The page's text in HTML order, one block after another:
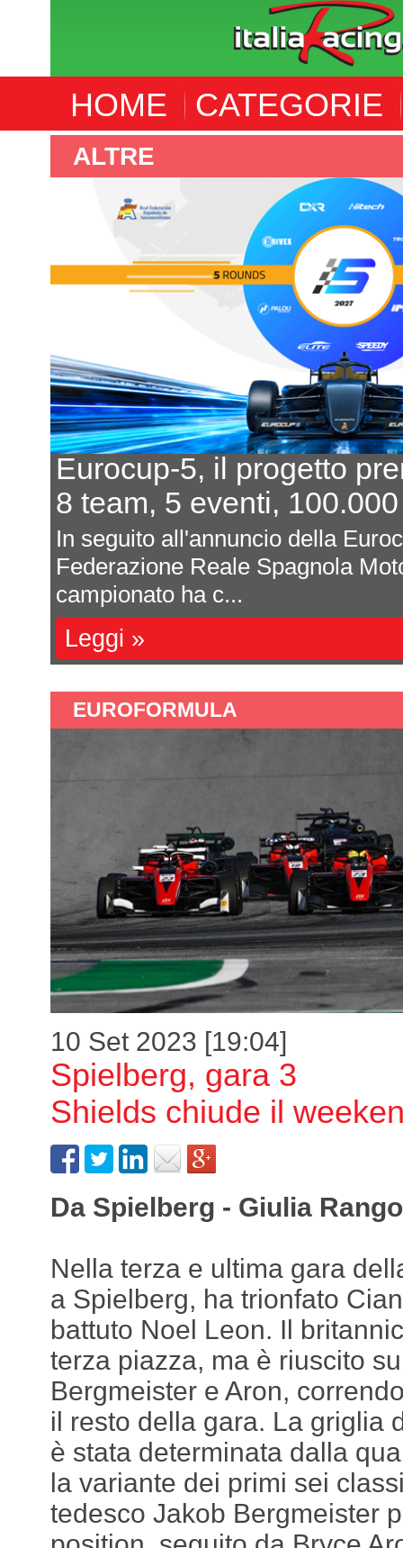
HOME CATEGORIE
ALTRE
Eurocup-5, il progetto
8 team, 5 eventi,
In seguito all'annuncio della
Federazione Reale Spagnola
campionato ha c...
Leggi »
EUROFORMULA
10 Set 2023 [19:04]
Spielberg, gara 3
Shields chiude il
Da Spielberg - Giulia
Nella terza e ultima gara
a Spielberg, ha trionfato
battuto Noel Leon. Il
terza piazza, ma è riuscito
Bergmeister e Aron,
il resto della gara. La griglia
è stata determinata dalla
la variante dei primi sei
tedesco Jakob Bergmeister